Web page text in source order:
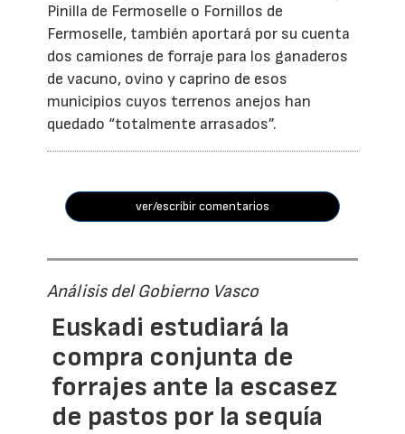
Pinilla de Fermoselle o Fornillos de
Fermoselle, también aportará por su cuenta
dos camiones de forraje para los ganaderos
de vacuno, ovino y caprino de esos
municipios cuyos terrenos anejos han
quedado “totalmente arrasados”.
ver/escribir comentarios
Análisis del Gobierno Vasco
Euskadi estudiará la
compra conjunta de
forrajes ante la escasez
de pastos por la sequía